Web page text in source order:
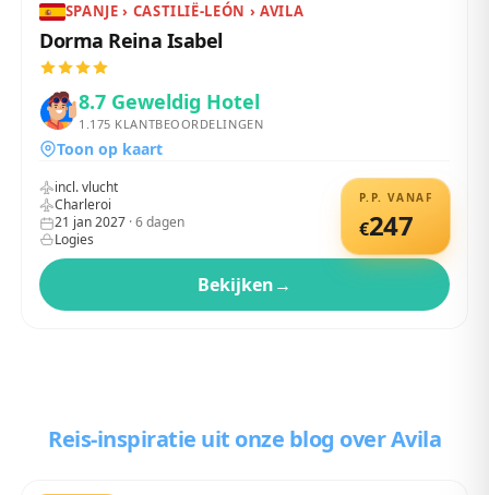
SPANJE › CASTILIË-LEÓN › AVILA
Dorma Reina Isabel
8.7 Geweldig Hotel
1.175 KLANTBEOORDELINGEN
Toon op kaart
P.P. VANAF
€247
incl. vlucht
Charleroi
21 jan 2027 ·6dagen
Logies
Bekijken→
Reis-inspiratie uit onze blog over Avila